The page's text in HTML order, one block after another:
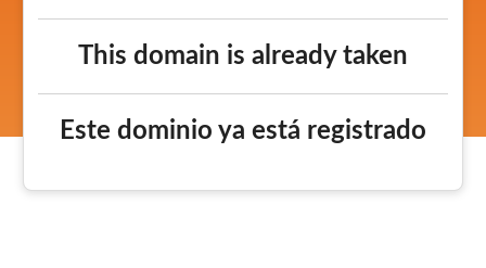
This domain is already taken
Este dominio ya está registrado